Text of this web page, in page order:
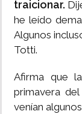
traicionar.
he leído
Algunos
Totti.
Afirma que
primavera
venían